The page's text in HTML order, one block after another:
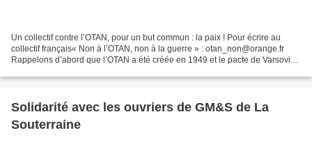
Un collectif contre l’OTAN, pour un but commun : la paix ! Pour écrire au
collectif français« Non à l’OTAN, non à la guerre » : otan_non@orange.fr
Rappelons d’abord que l’OTAN a été créée en 1949 et le pacte de Varsovie
Solidarité avec les ouvriers de GM&S de La
Souterraine